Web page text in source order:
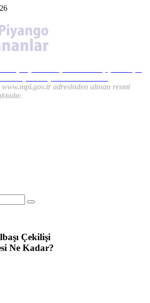
www.mpi.gov.tr adresinden alınan resmi
Çekilişi
Ne Kadar?